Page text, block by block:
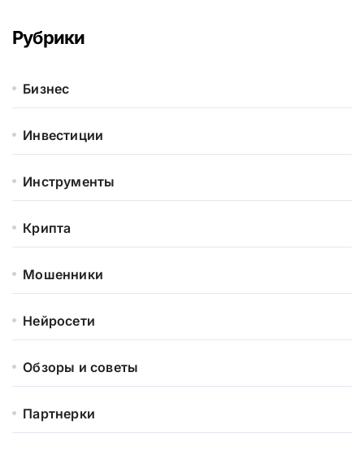
Рубрики
Бизнес
Инвестиции
Инструменты
Крипта
Мошенники
Нейросети
Обзоры и советы
Партнерки